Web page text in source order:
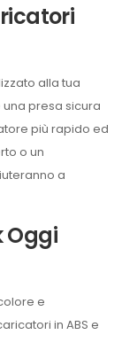
alla tua
presa sicura
più rapido ed
o un
a
Oggi
e
in ABS e